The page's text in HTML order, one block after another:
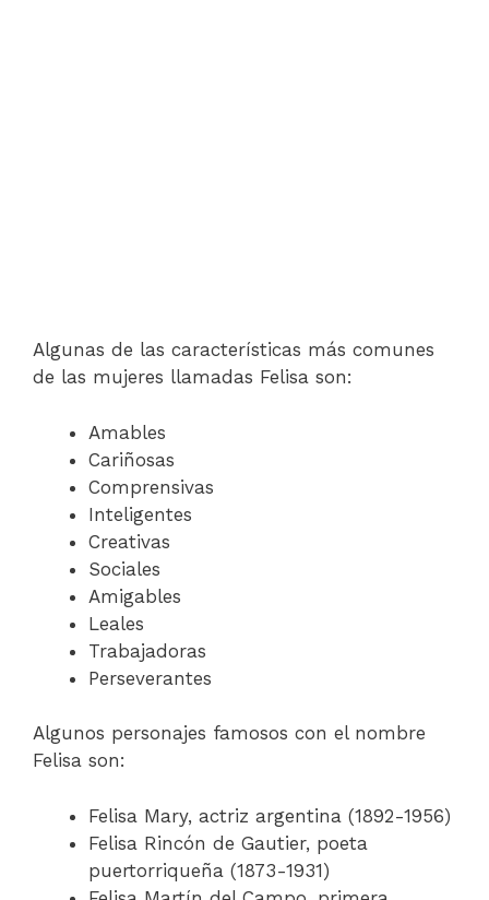
Algunas de las características más comunes
de las mujeres llamadas Felisa son:
Amables
Cariñosas
Comprensivas
Inteligentes
Creativas
Sociales
Amigables
Leales
Trabajadoras
Perseverantes
Algunos personajes famosos con el nombre
Felisa son:
Felisa Mary, actriz argentina (1892-1956)
Felisa Rincón de Gautier, poeta
puertorriqueña (1873-1931)